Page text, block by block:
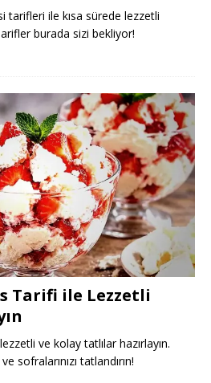
tarifleri ile kısa sürede lezzetli
burada sizi bekliyor!
Tarifi ile Lezzetli
ve kolay tatlılar hazırlayın.
sofralarınızı tatlandırın!